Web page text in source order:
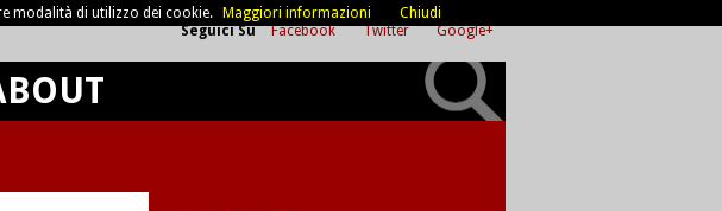
Seguici Su Facebook Twitter Google+
modalità di utilizzo dei cookie. Maggiori informazioni Chiudi